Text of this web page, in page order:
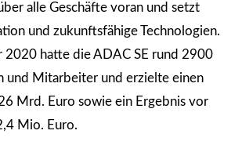
alle Geschäfte voran und setzt
und zukunftsfähige Technologien.
2020 hatte die ADAC SE rund 2900
und Mitarbeiter und erzielte einen
Mrd. Euro sowie ein Ergebnis vor
Mio. Euro.